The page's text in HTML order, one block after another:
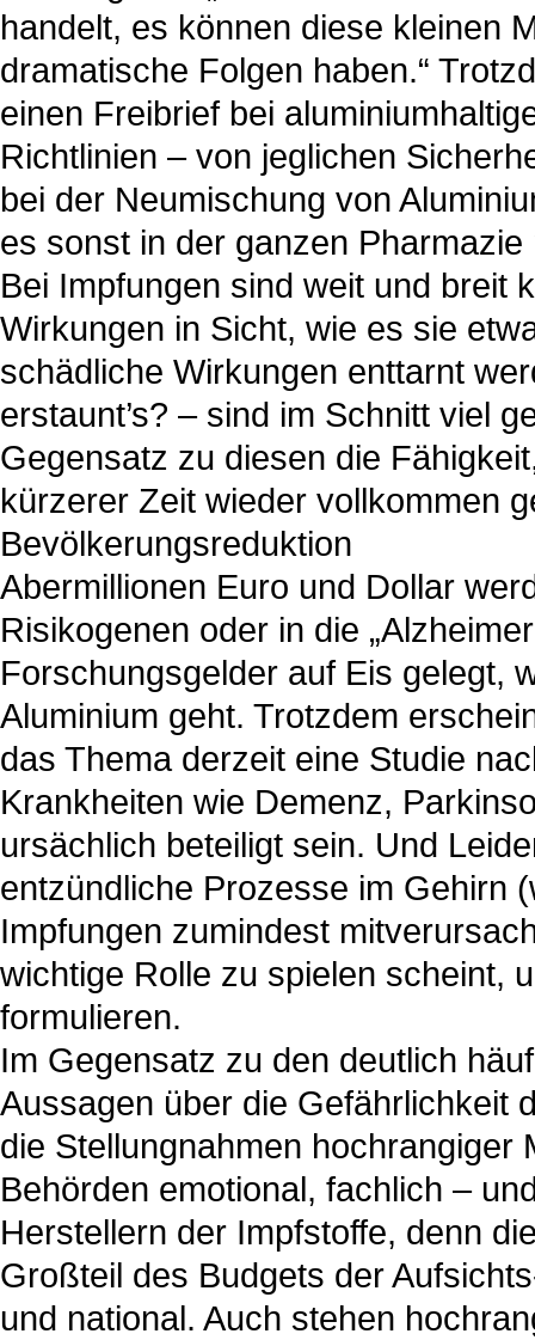
handelt, es können diese kleinen
dramatische Folgen haben.“
einen Freibrief bei
Richtlinien – von jeglichen
bei der Neumischung von
es sonst in der ganzen
Bei Impfungen sind weit und breit
Wirkungen in Sicht, wie es sie
schädliche Wirkungen enttarnt
erstaunt’s? – sind im Schnitt viel
Gegensatz zu diesen die
kürzerer Zeit wieder vollkommen
Bevölkerungsreduktion
Abermillionen Euro und Dollar
Risikogenen oder in die
Forschungsgelder auf Eis gelegt,
Aluminium geht. Trotzdem
das Thema derzeit eine Studie
Krankheiten wie Demenz,
ursächlich beteiligt sein. Und
entzündliche Prozesse im Gehirn
Impfungen zumindest
wichtige Rolle zu spielen scheint,
formulieren.
Im Gegensatz zu den deutlich
Aussagen über die Gefährlichkeit
die Stellungnahmen hochrangiger
Behörden emotional, fachlich –
Herstellern der Impfstoffe, denn
Großteil des Budgets der
und national. Auch stehen